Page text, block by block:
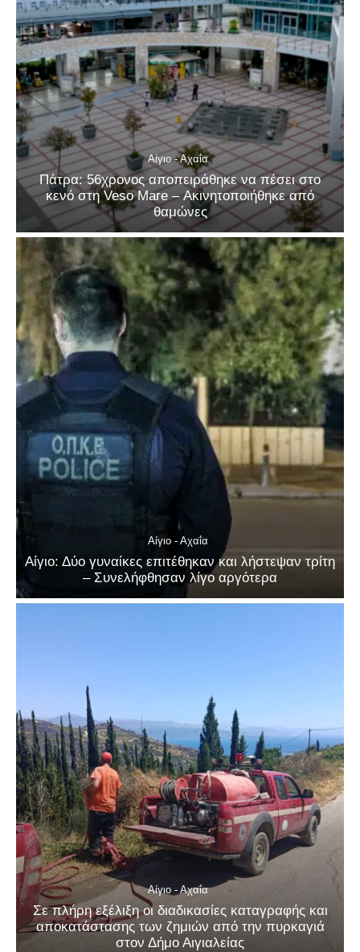
Αίγιο - Αχαΐα
Πάτρα: 56χρονος αποπειράθηκε να πέσει στο
κενό στη Veso Mare – Ακινητοποιήθηκε από
θαμώνες
Αίγιο - Αχαΐα
Αίγιο: Δύο γυναίκες επιτέθηκαν και λήστεψαν τρίτη
– Συνελήφθησαν λίγο αργότερα
Αίγιο - Αχαΐα
Σε πλήρη εξέλιξη οι διαδικασίες καταγραφής και
αποκατάστασης των ζημιών από την πυρκαγιά
στον Δήμο Αιγιαλείας